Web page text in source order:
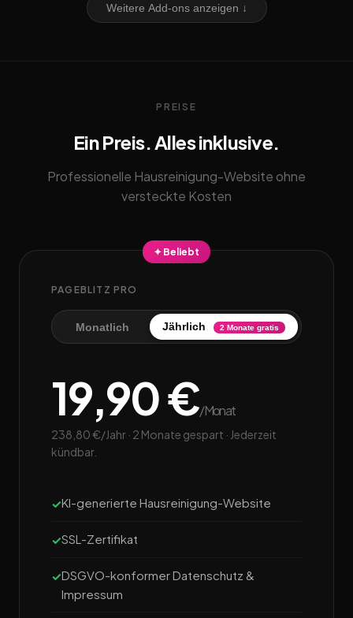
Weitere Add-ons anzeigen ↓
PREISE
Ein Preis. Alles inklusive.
Professionelle Hausreinigung-Website ohne
versteckte Kosten
✦ Beliebt
PAGEBLITZ PRO
Monatlich Jährlich 2 Monate gratis
19,90 €/Monat
238,80 €/Jahr · 2 Monate gespart · Jederzeit
kündbar.
KI-generierte Hausreinigung-Website
SSL-Zertifikat
DSGVO-konformer Datenschutz &
Impressum